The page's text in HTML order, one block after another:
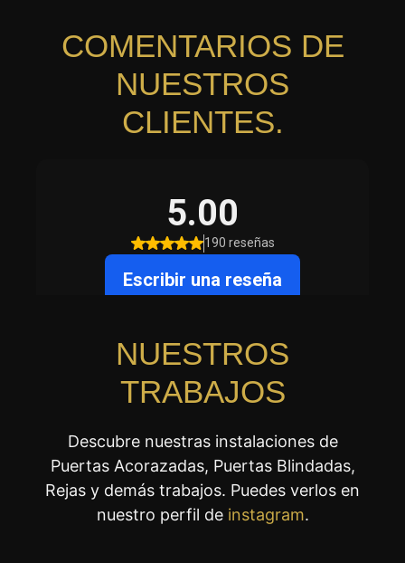
COMENTARIOS DE
NUESTROS
CLIENTES.
NUESTROS
TRABAJOS
Descubre nuestras instalaciones de
Puertas Acorazadas, Puertas Blindadas,
Rejas y demás trabajos. Puedes verlos en
nuestro perfil de instagram.